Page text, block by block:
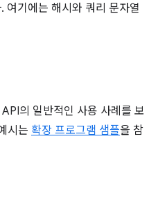
여기에는 해시와 쿼리 문자열
의 일반적인 사용 사례를 보
시는 확장 프로그램 샘플을 참